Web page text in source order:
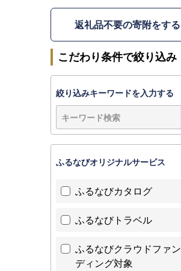
返礼品不要の寄附をする
こだわり条件で絞り込み
絞り込みキーワードを入力する
ふるなびオリジナルサービス
ふるなびカタログ
ふるなびトラベル
ふるなびクラウドファン
ディング対象